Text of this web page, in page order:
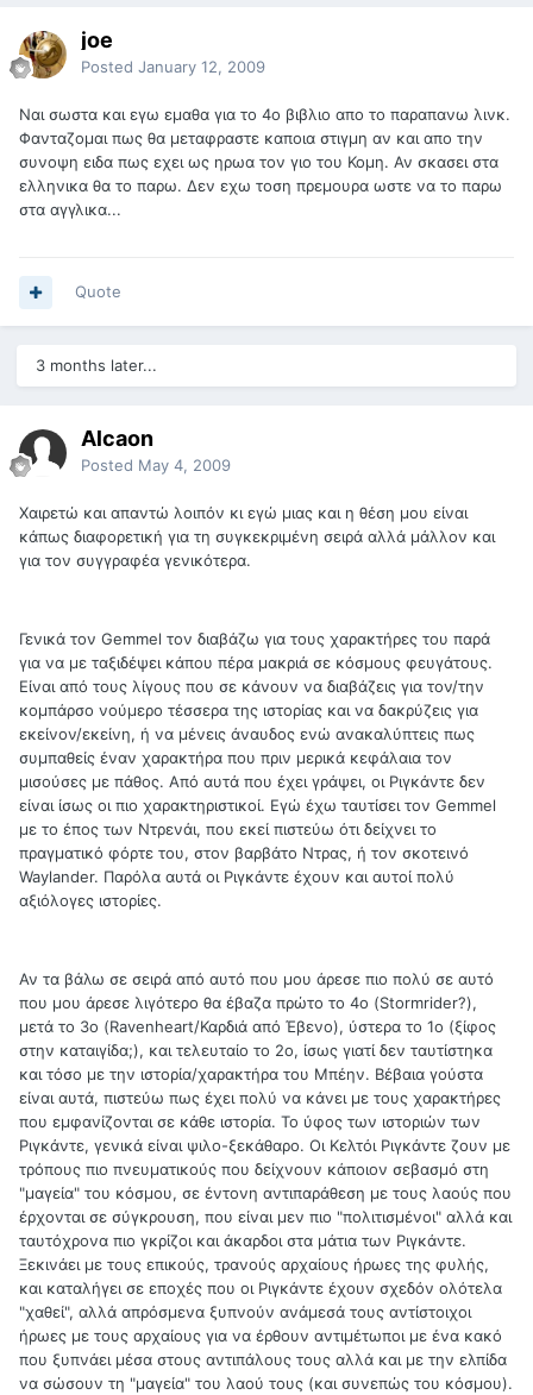
joe
Posted January 12, 2009
Nαι σωστα και εγω εμαθα για το 4ο βιβλιο απο το παραπανω λινκ.
Φανταζομαι πως θα μεταφραστε καποια στιγμη αν και απο την
συνοψη ειδα πως εχει ως ηρωα τον γιο του Κομη. Αν σκασει στα
ελληνικα θα το παρω. Δεν εχω τοση πρεμουρα ωστε να το παρω
στα αγγλικα...
Quote
3 months later...
Alcaon
Posted May 4, 2009
Χαιρετώ και απαντώ λοιπόν κι εγώ μιας και η θέση μου είναι
κάπως διαφορετική για τη συγκεκριμένη σειρά αλλά μάλλον και
για τον συγγραφέα γενικότερα.
Γενικά τον Gemmel τον διαβάζω για τους χαρακτήρες του παρά
για να με ταξιδέψει κάπου πέρα μακριά σε κόσμους φευγάτους.
Είναι από τους λίγους που σε κάνουν να διαβάζεις για τον/την
κομπάρσο νούμερο τέσσερα της ιστορίας και να δακρύζεις για
εκείνον/εκείνη, ή να μένεις άναυδος ενώ ανακαλύπτεις πως
συμπαθείς έναν χαρακτήρα που πριν μερικά κεφάλαια τον
μισούσες με πάθος. Από αυτά που έχει γράψει, οι Ριγκάντε δεν
είναι ίσως οι πιο χαρακτηριστικοί. Εγώ έχω ταυτίσει τον Gemmel
με το έπος των Ντρενάι, που εκεί πιστεύω ότι δείχνει το
πραγματικό φόρτε του, στον βαρβάτο Ντρας, ή τον σκοτεινό
Waylander. Παρόλα αυτά οι Ριγκάντε έχουν και αυτοί πολύ
αξιόλογες ιστορίες.
Αν τα βάλω σε σειρά από αυτό που μου άρεσε πιο πολύ σε αυτό
που μου άρεσε λιγότερο θα έβαζα πρώτο το 4ο (Stormrider?),
μετά το 3ο (Ravenheart/Καρδιά από Έβενο), ύστερα το 1ο (ξίφος
στην καταιγίδα;), και τελευταίο το 2ο, ίσως γιατί δεν ταυτίστηκα
και τόσο με την ιστορία/χαρακτήρα του Μπέην. Βέβαια γούστα
είναι αυτά, πιστεύω πως έχει πολύ να κάνει με τους χαρακτήρες
που εμφανίζονται σε κάθε ιστορία. Το ύφος των ιστοριών των
Ριγκάντε, γενικά είναι ψιλο-ξεκάθαρο. Οι Κελτόι Ριγκάντε ζουν με
τρόπους πιο πνευματικούς που δείχνουν κάποιον σεβασμό στη
"μαγεία" του κόσμου, σε έντονη αντιπαράθεση με τους λαούς που
έρχονται σε σύγκρουση, που είναι μεν πιο "πολιτισμένοι" αλλά και
ταυτόχρονα πιο γκρίζοι και άκαρδοι στα μάτια των Ριγκάντε.
Ξεκινάει με τους επικούς, τρανούς αρχαίους ήρωες της φυλής,
και καταλήγει σε εποχές που οι Ριγκάντε έχουν σχεδόν ολότελα
"χαθεί", αλλά απρόσμενα ξυπνούν ανάμεσά τους αντίστοιχοι
ήρωες με τους αρχαίους για να έρθουν αντιμέτωποι με ένα κακό
που ξυπνάει μέσα στους αντιπάλους τους αλλά και με την ελπίδα
να σώσουν τη "μαγεία" του λαού τους (και συνεπώς του κόσμου).